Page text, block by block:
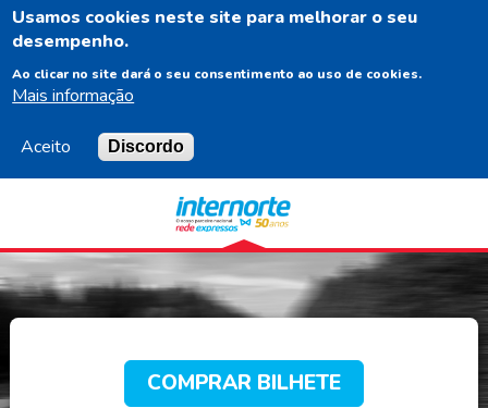
Usamos cookies neste site para melhorar o seu
desempenho.
Ao clicar no site dará o seu consentimento ao uso de cookies.
Mais informação
Aceito Discordo
COMPRAR BILHETE